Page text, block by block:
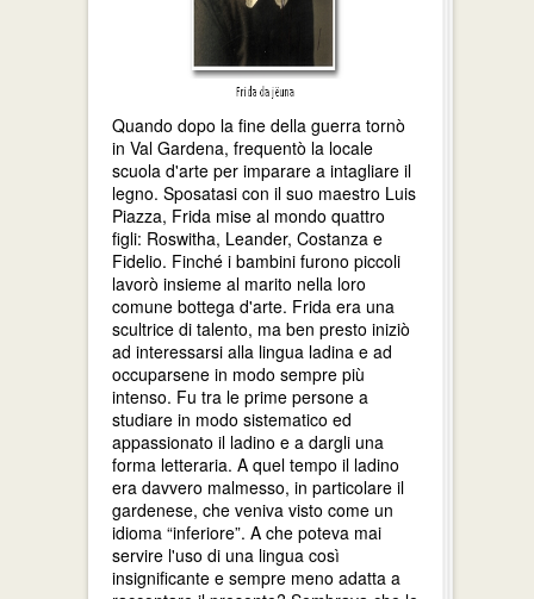
Quando dopo la fine della guerra tornò
in Val Gardena, frequentò la locale
scuola d'arte per imparare a intagliare il
legno. Sposatasi con il suo maestro Luis
Piazza, Frida mise al mondo quattro
figli: Roswitha, Leander, Costanza e
Fidelio. Finché i bambini furono piccoli
lavorò insieme al marito nella loro
comune bottega d'arte. Frida era una
scultrice di talento, ma ben presto iniziò
ad interessarsi alla lingua ladina e ad
occuparsene in modo sempre più
intenso. Fu tra le prime persone a
studiare in modo sistematico ed
appassionato il ladino e a dargli una
forma letteraria. A quel tempo il ladino
era davvero malmesso, in particolare il
gardenese, che veniva visto come un
idioma “inferiore”. A che poteva mai
servire l'uso di una lingua così
insignificante e sempre meno adatta a